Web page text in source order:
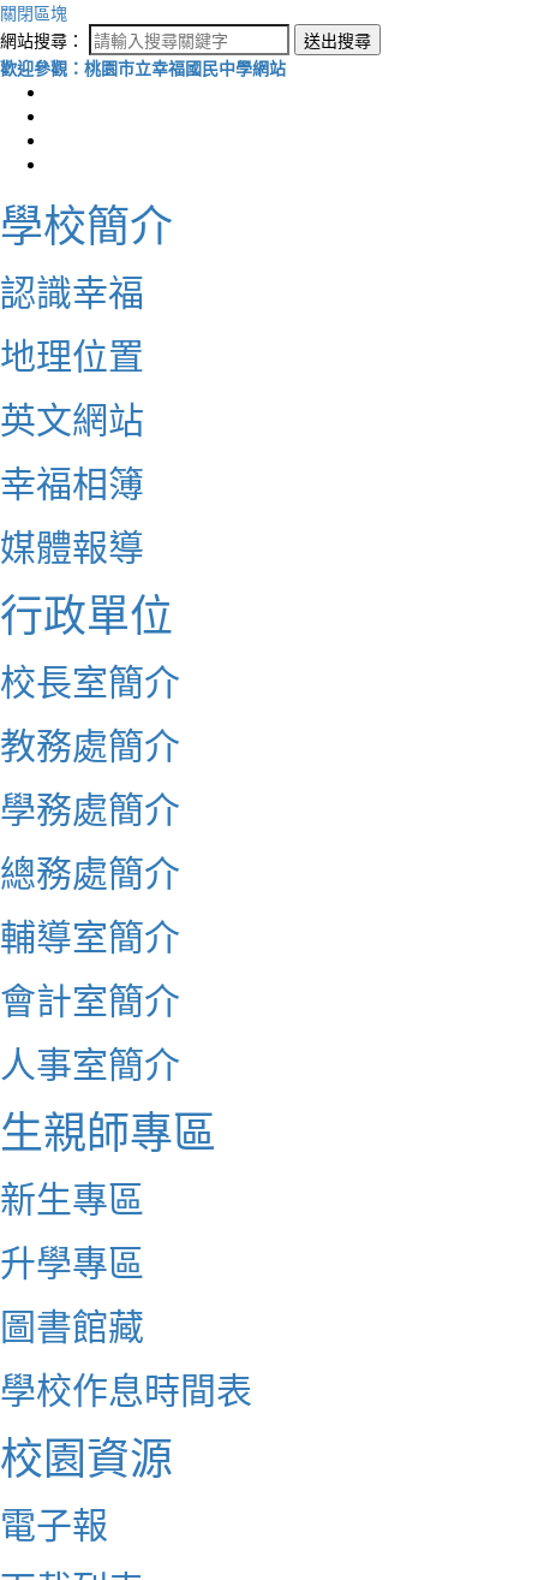
關閉區塊
網站搜尋：
送出搜尋
歡迎參觀：桃園市立幸福國民中學網站
學校簡介
認識幸福
地理位置
英文網站
幸福相簿
媒體報導
行政單位
校長室簡介
教務處簡介
學務處簡介
總務處簡介
輔導室簡介
會計室簡介
人事室簡介
生親師專區
新生專區
升學專區
圖書館藏
學校作息時間表
校園資源
電子報